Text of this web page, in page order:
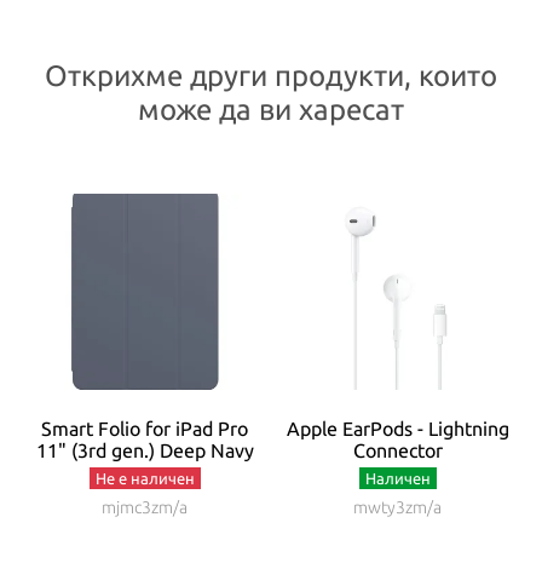
Открихме други продукти, които
може да ви харесат
Smart Folio for iPad Pro
11" (3rd gen.) Deep Navy
Не е наличен
mjmc3zm/a
Apple EarPods - Lightning
Connector
Наличен
mwty3zm/a